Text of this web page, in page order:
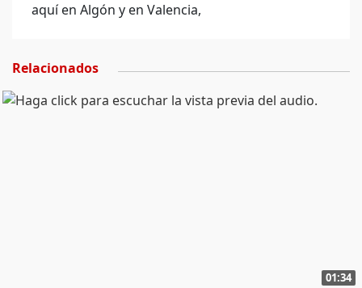
aquí en Algón y en Valencia,
Relacionados
01:34